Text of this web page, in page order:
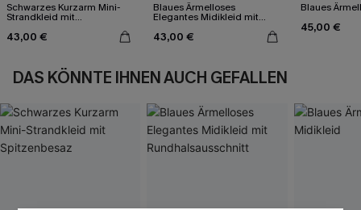
Schwarzes Kurzarm Mini-
Strandkleid mit
43,00 €
Blaues Ärmelloses
Elegantes Midikleid mit
43,00 €
Blaues
45,00 €
DAS KÖNNTE IHNEN AUCH GEFALLEN